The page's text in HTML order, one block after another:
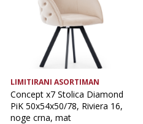
LIMITIRANI ASORTIMAN
Concept x7 Stolica Diamond
PiK 50x54x50/78, Riviera 16,
noge crna, mat